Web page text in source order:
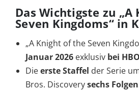
Das Wichtigste zu
Seven Kingdoms“ in
„A Knight of the Seven
Januar 2026 exklusiv bei
Dieerste Staffel der Serie
Bros. Discoverysechs Folgen